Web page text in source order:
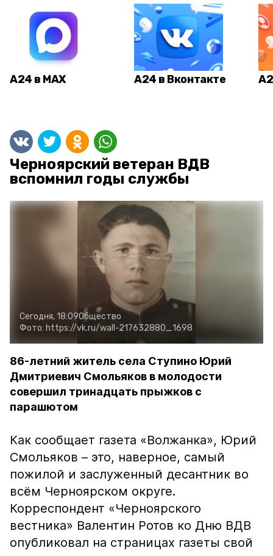
А24 в MAX А24 в Вконтакте
Черноярский ветеран ВДВ
вспомнил годы службы
Сегодня, 18:09Общество
Фото: https://vk.ru/wall-217632880_1698
86-летний житель села Ступино Юрий
Дмитриевич Смольяков в молодости
совершил тринадцать прыжков с
парашютом
Как сообщает газета «Волжанка», Юрий
Смольяков – это, наверное, самый
пожилой и заслуженный десантник во
всём Черноярском округе.
Корреспондент «Черноярского
вестника» Валентин Ротов ко Дню ВДВ
опубликовал на страницах газеты свой